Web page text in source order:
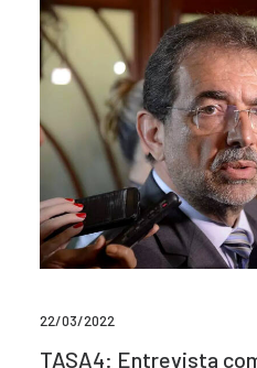
22/03/2022
TASA4: Entrevista